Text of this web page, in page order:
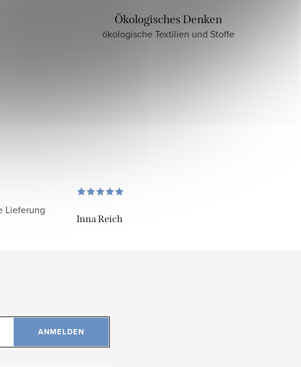
Ökologisches Denken
ökologische Textilien und Stoffe
Lieferung
Inna Reich
ANMELDEN